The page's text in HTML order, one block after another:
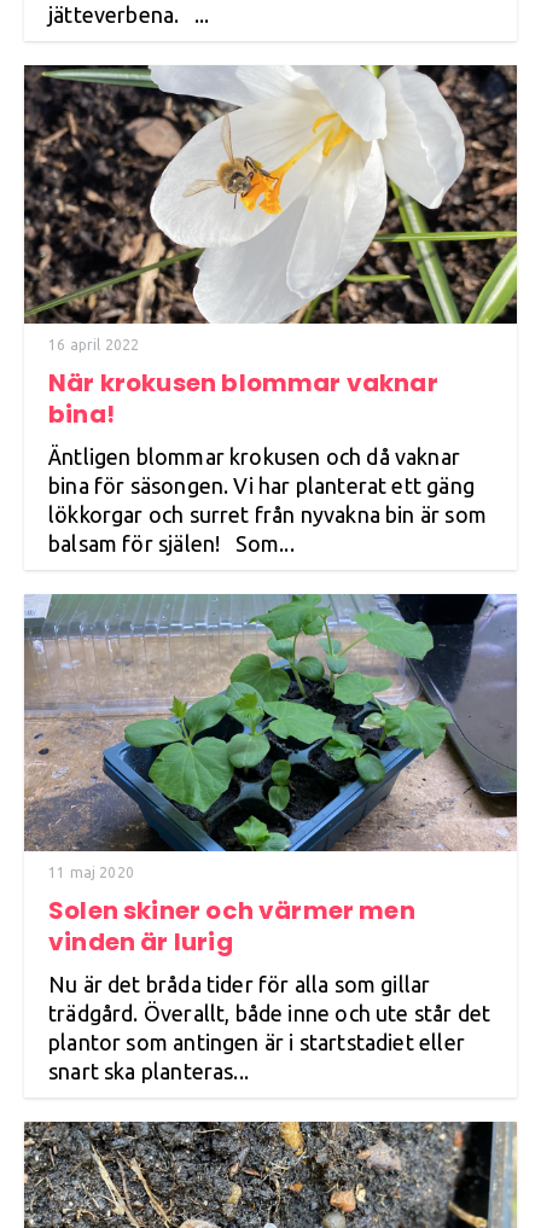
jätteverbena. ...
16 april 2022
När krokusen blommar vaknar
bina!
Äntligen blommar krokusen och då vaknar
bina för säsongen. Vi har planterat ett gäng
lökkorgar och surret från nyvakna bin är som
balsam för själen! Som...
11 maj 2020
Solen skiner och värmer men
vinden är lurig
Nu är det bråda tider för alla som gillar
trädgård. Överallt, både inne och ute står det
plantor som antingen är i startstadiet eller
snart ska planteras...